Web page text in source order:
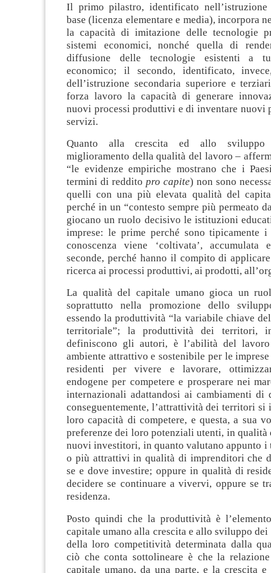
Il primo pilastro, identificato
base (licenza elementare e media), incorpora
la capacità di imitazione delle tecnologie
sistemi economici, nonché quella di
diffusione delle tecnologie esistenti a
economico; il secondo, identificato,
dell’istruzione secondaria superiore e
forza lavoro la capacità di generare
nuovi processi produttivi e di inventare nuovi
servizi.
Quanto alla crescita ed allo sviluppo
miglioramento della qualità del lavoro –
“le evidenze empiriche mostrano che i
termini di reddito pro capite) non sono
quelli con una più elevata qualità del
perché in un “contesto sempre più permeato
giocano un ruolo decisivo le istituzioni
imprese: le prime perché sono tipicamente
conoscenza viene ‘coltivata’, accumulata
seconde, perché hanno il compito di
ricerca ai processi produttivi, ai prodotti,
La qualità del capitale umano gioca un
soprattutto nella promozione dello
essendo la produttività “la variabile chiave
territoriale”; la produttività dei territori,
definiscono gli autori, è l’abilità del
ambiente attrattivo e sostenibile per le
residenti per vivere e lavorare,
endogene per competere e prosperare nei
internazionali adattandosi ai cambiamenti di
conseguentemente, l’attrattività dei territori si
loro capacità di competere, e questa, a sua
preferenze dei loro potenziali utenti, in qualità
nuovi investitori, in quanto valutano appunto
o più attrattivi in qualità di imprenditori che
se e dove investire; oppure in qualità di
decidere se continuare a vivervi, oppure se
residenza.
Posto quindi che la produttività è
capitale umano alla crescita e allo sviluppo
della loro competitività determinata dalla
ciò che conta sottolineare è che la
capitale umano, da una parte, e la crescita